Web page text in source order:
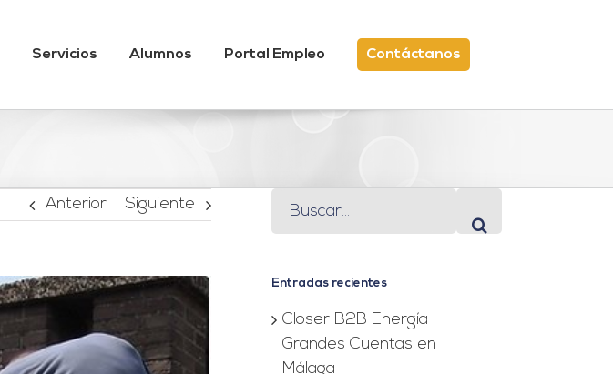
Servicios Alumnos Portal Empleo Contáctanos
Anterior Siguiente Buscar:
Entradas recientes
Closer B2B Energía
Grandes Cuentas en
Málaga